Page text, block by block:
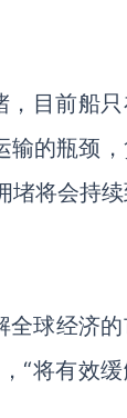
目前船
输的瓶颈
堵将会持
全球经济
“将有效缓